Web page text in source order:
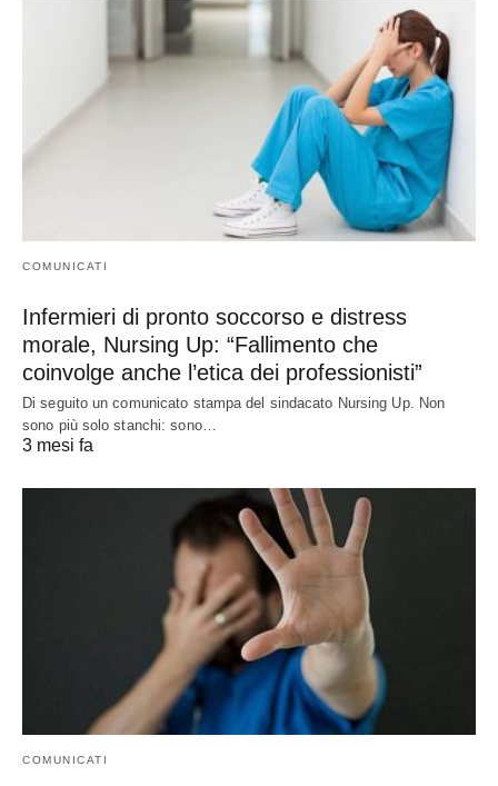
COMUNICATI
Infermieri di pronto soccorso e distress
morale, Nursing Up: “Fallimento che
coinvolge anche l’etica dei professionisti”
Di seguito un comunicato stampa del sindacato Nursing Up. Non
sono più solo stanchi: sono…
3 mesi fa
COMUNICATI